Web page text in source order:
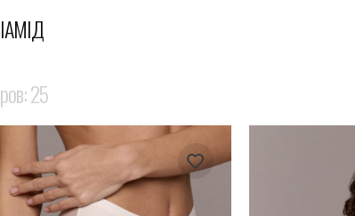
ДОСТАВКА КИЇВ ТА ОКОЛИЦІ
ДОСТАВКА КИЇВ ТА ОКОЛИЦІ
25